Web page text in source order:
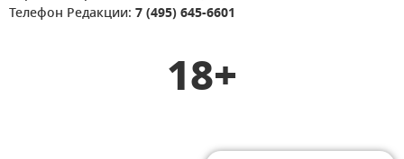
Телефон Редакции: 7 (495) 645-6601
18+